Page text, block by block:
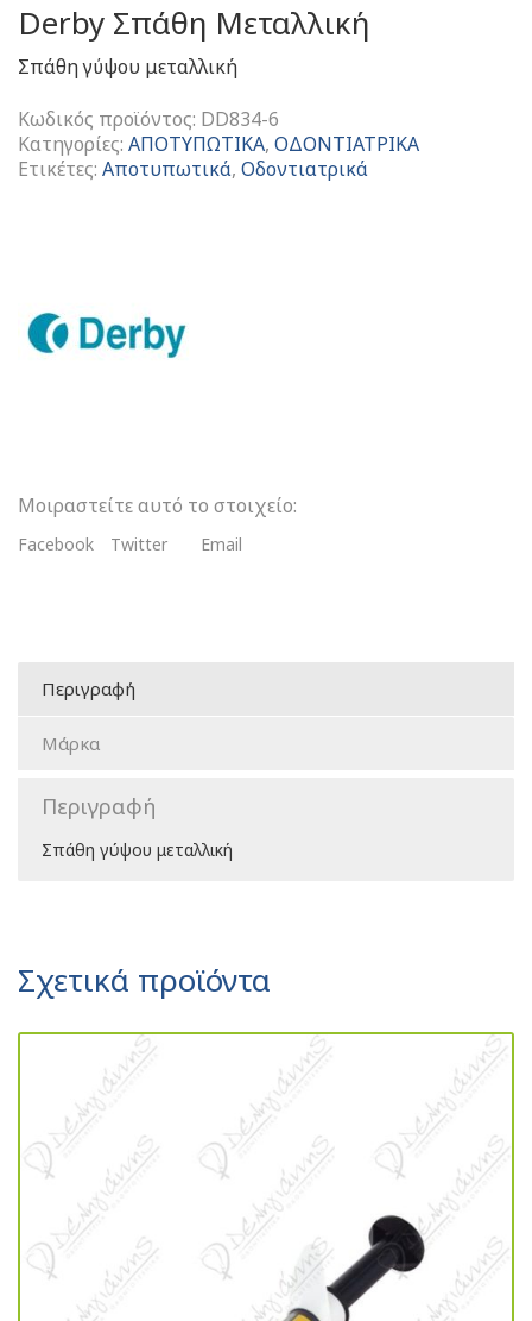
Derby Σπάθη Μεταλλική
Σπάθη γύψου μεταλλική
Κωδικός προϊόντος: DD834-6
Κατηγορίες: ΑΠΟΤΥΠΩΤΙΚΑ, ΟΔΟΝΤΙΑΤΡΙΚΑ
Ετικέτες: Αποτυπωτικά, Οδοντιατρικά
Μοιραστείτε αυτό το στοιχείο:
Facebook Twitter Email
Περιγραφή
Μάρκα
Περιγραφή
Σπάθη γύψου μεταλλική
Σχετικά προϊόντα